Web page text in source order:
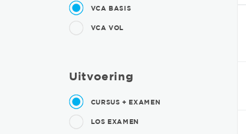
VCA BASIS
VCA VOL
Uitvoering
CURSUS + EXAMEN
LOS EXAMEN